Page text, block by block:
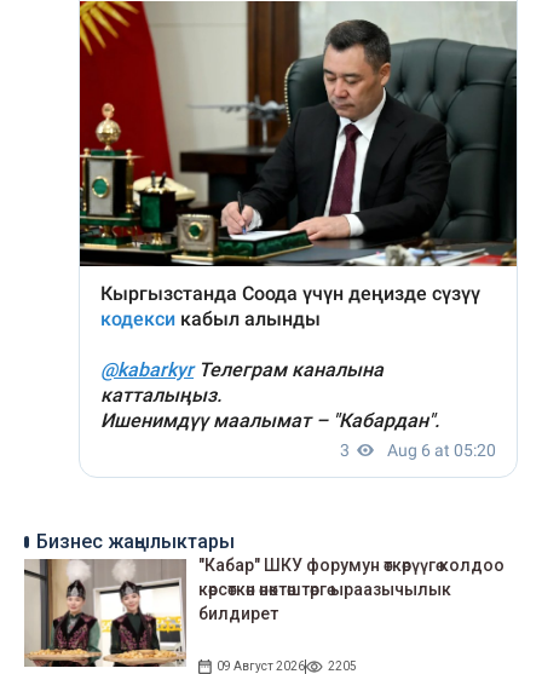
Бизнес жаңылыктары
"Кабар" ШКУ форумун өткөрүүгө колдоо
көрсөткөн өнөктөштөргө ыраазычылык
билдирет
09 Август 2026 2205